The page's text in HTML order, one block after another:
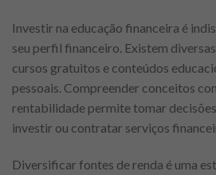
Investir na educação financeira é
seu perfil financeiro. Existem
cursos gratuitos e conteúdos
pessoais. Compreender conceitos
rentabilidade permite tomar
investir ou contratar serviços
Diversificar fontes de renda é uma